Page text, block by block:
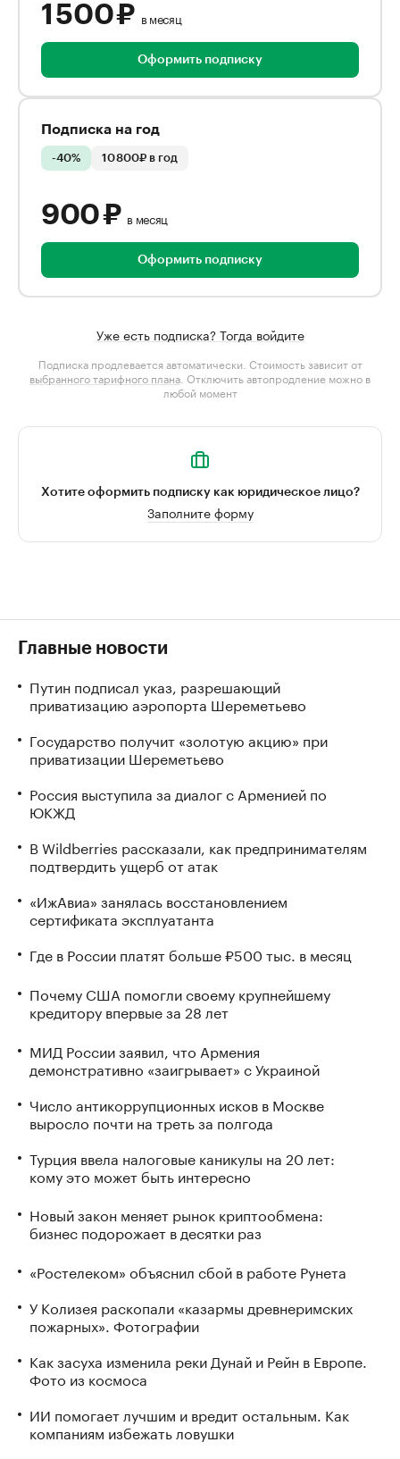
1 500 ₽ в месяц
Оформить подписку
Подписка на год
-40% 10 800₽ в год
900 ₽ в месяц
Оформить подписку
Уже есть подписка? Тогда войдите
Подписка продлевается автоматически. Стоимость зависит от
выбранного тарифного плана . Отключить автопродление можно в
любой момент
Хотите оформить подписку как юридическое лицо?
Заполните форму
Главные новости
Путин подписал указ, разрешающий
приватизацию аэропорта Шереметьево
Государство получит «золотую акцию» при
приватизации Шереметьево
Россия выступила за диалог с Арменией по
ЮКЖД
В Wildberries рассказали, как предпринимателям
подтвердить ущерб от атак
«ИжАвиа» занялась восстановлением
сертификата эксплуатанта
Где в России платят больше ₽500 тыс. в месяц
Почему США помогли своему крупнейшему
кредитору впервые за 28 лет
МИД России заявил, что Армения
демонстративно «заигрывает» с Украиной
Число антикоррупционных исков в Москве
выросло почти на треть за полгода
Турция ввела налоговые каникулы на 20 лет:
кому это может быть интересно
Новый закон меняет рынок криптообмена:
бизнес подорожает в десятки раз
«Ростелеком» объяснил сбой в работе Рунета
У Колизея раскопали «казармы древнеримских
пожарных». Фотографии
Как засуха изменила реки Дунай и Рейн в Европе.
Фото из космоса
ИИ помогает лучшим и вредит остальным. Как
компаниям избежать ловушки